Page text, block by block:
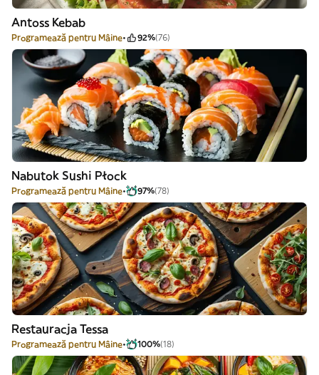
Antoss Kebab
Programează pentru Mâine 92%(76)
Nabutok Sushi Płock
Programează pentru Mâine 97%(78)
Restauracja Tessa
Programează pentru Mâine 100%(18)